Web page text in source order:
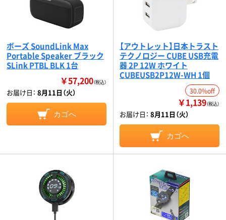
ボーズ SoundLink Max
Portable Speaker ブラック
SLink PTBL BLK 1台
￥57,200（税込）
お届け日： 8月11日（火）
カゴへ
【アウトレット】日本トラスト
テクノロジー CUBE USB充電
器 2P 12W ホワイト
CUBEUSB2P12W-WH 1個
30.0%off
￥1,139（税込）
お届け日： 8月11日（火）
カゴへ